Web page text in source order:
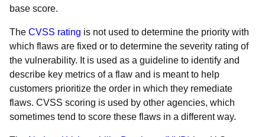
base score.
The CVSS rating is not used to determine the priority with
which flaws are fixed or to determine the severity rating of
the vulnerability. It is used as a guideline to identify and
describe key metrics of a flaw and is meant to help
customers prioritize the order in which they remediate
flaws. CVSS scoring is used by other agencies, which
sometimes tend to score these flaws in a different way.